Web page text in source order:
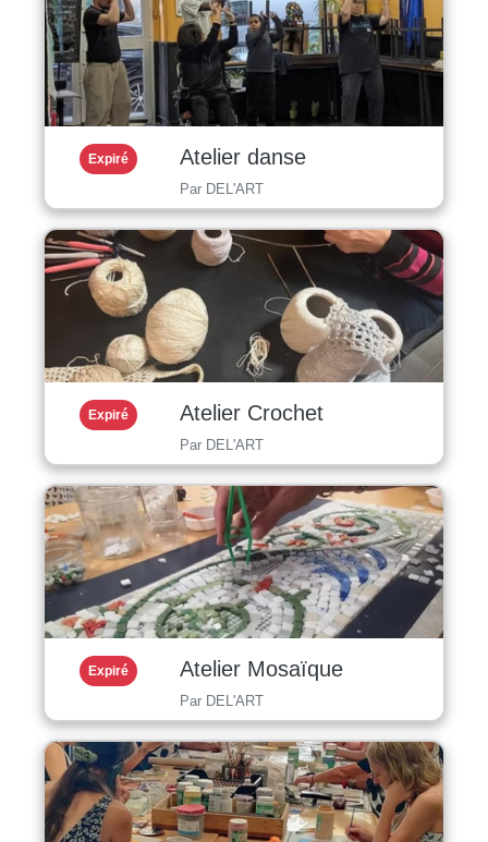
Expiré Atelier danse
Par DEL'ART
Expiré Atelier Crochet
Par DEL'ART
Expiré Atelier Mosaïque
Par DEL'ART